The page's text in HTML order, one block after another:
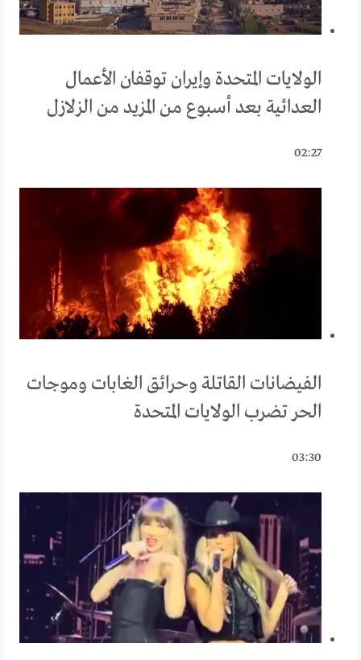
الولايات المتحدة وإيران توقفان الأعمال
العدائية بعد أسبوع من المزيد من الزلازل
02:27
الفيضانات القاتلة وحرائق الغابات وموجات
الحر تضرب الولايات المتحدة
03:30